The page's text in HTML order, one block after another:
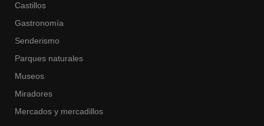
Castillos
Gastronomía
Senderismo
Parques naturales
Museos
Miradores
Mercados y mercadillos